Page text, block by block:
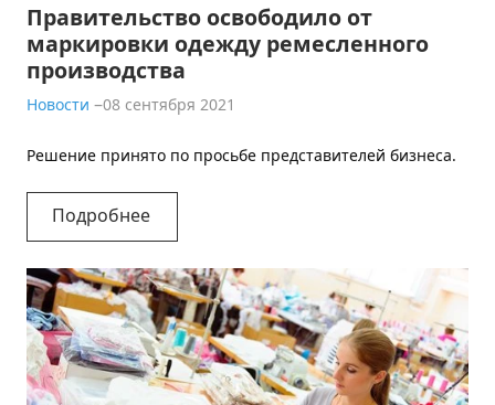
Правительство освободило от
маркировки одежду ремесленного
производства
Новости 08 сентября 2021
Решение принято по просьбе представителей бизнеса.
Подробнее